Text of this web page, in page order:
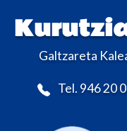
Galtzareta
Tel. 946 20